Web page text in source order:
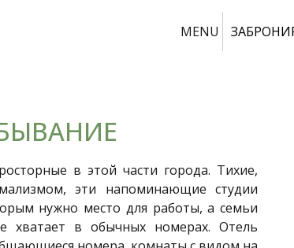
MENU
в этой части города. Тихие,
эти напоминающие студии
нужно место для работы, а семьи
хватает в обычных номерах. Отель